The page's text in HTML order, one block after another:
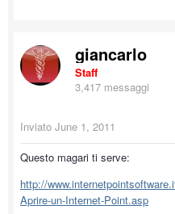
giancarlo
Staff
3,417 messaggi
Inviato June 1, 2011
Questo magari ti serve:
http://
Aprire-un-Internet-Point.asp